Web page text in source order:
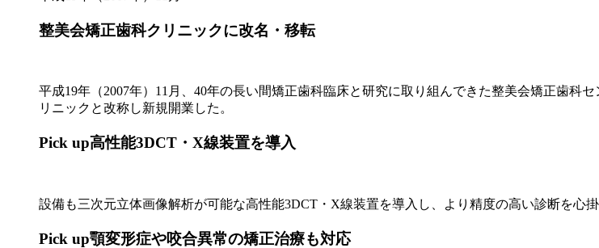
整美会矯正歯科クリニックに改名・移転
平成19年（2007年）11月、40年の長い間矯正歯科臨床と研究に取り組んできた整美会矯正歯科
リニックと改称し新規開業した。
Pick up高性能3DCT・X線装置を導入
設備も三次元立体画像解析が可能な高性能3DCT・X線装置を導入し、より精度の高い診断を心
Pick up顎変形症や咬合異常の矯正治療も対応